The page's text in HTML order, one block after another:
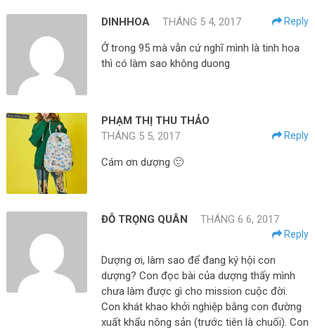
DINHHOA THÁNG 5 4, 2017 Reply
Ở trong 95 mà vẫn cứ nghĩ mình là tinh hoa
thì có làm sao không duong
PHẠM THỊ THU THẢO
THÁNG 5 5, 2017
Reply
Cám ơn dượng 🙂
ĐỖ TRỌNG QUÂN THÁNG 6 6, 2017
Reply
Dượng ơi, làm sao để đang ký hội con
dượng? Con đọc bài của dượng thấy mình
chưa làm được gì cho mission cuộc đời.
Con khát khao khởi nghiệp bằng con đường
xuất khẩu nông sản (trước tiên là chuối). Con